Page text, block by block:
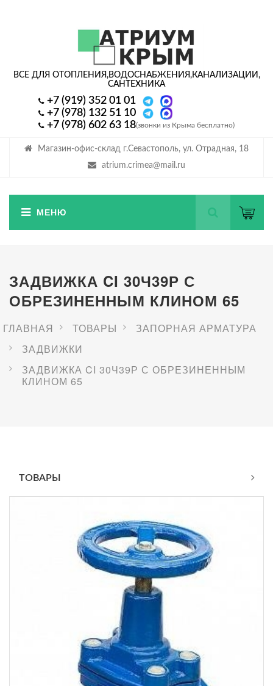
Магазин-офис-склад г.Севастополь, ул. Отрадная, 18
atrium.crimea@mail.ru
ВСЕ ДЛЯ ОТОПЛЕНИЯ,ВОДОСНАБЖЕНИЯ,КАНАЛИЗАЦИИ,
САНТЕХНИКА
+7 (919) 352 01 01
+7 (978) 132 51 10
+7 (978) 602 63 18(звонки из Крыма бесплатно)
ЗАДВИЖКА CI 30Ч39Р С
ОБРЕЗИНЕННЫМ КЛИНОМ 65
ГЛАВНАЯ ТОВАРЫ
ЗАПОРНАЯ АРМАТУРА
ЗАДВИЖКИ
ЗАДВИЖКА CI 30Ч39Р С ОБРЕЗИНЕННЫМ
КЛИНОМ 65
ТОВАРЫ